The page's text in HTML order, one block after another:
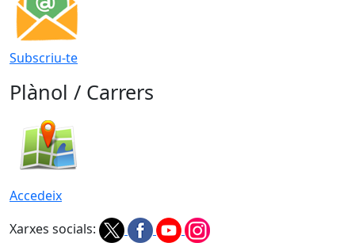
Subscriu-te
Plànol / Carrers
Accedeix
Xarxes socials: